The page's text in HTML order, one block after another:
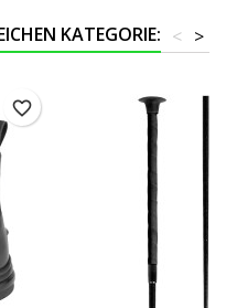
KATEGORIE: >
<
favorite_border